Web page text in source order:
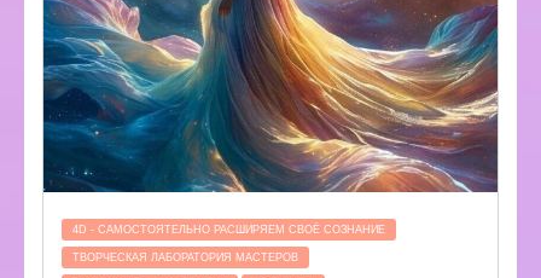
4D - САМОСТОЯТЕЛЬНО РАСШИРЯЕМ СВОЁ СОЗНАНИЕ
ТВОРЧЕСКАЯ ЛАБОРАТОРИЯ МАСТЕРОВ